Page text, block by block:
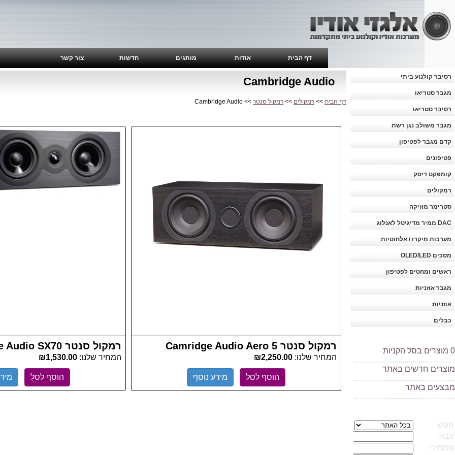
דף הבית אודות מותגים חדשות צור קשר
רסיבר קולנוע ביתי
מגבר סטריאו
רסיבר סטריאו
מגבר משולב נגן רשת
קדם מגבר לפטיפון
פטיפונים
קומפקט דיסק
רמקולים
סטרימר מוזיקה
DAC ממיר מדיגיטל לאנלוג
מערכות מיקרו / אלחוטיות
מסכים OLED/LED
ראשים ומחטים לפטיפון
מגבר אוזניות
אוזניות
כבלים
0 מוצרים בסל הקניות
..................................................
מוצרים חדשים באתר
..................................................
מבצעים באתר
..................................................
דף הבית >> רמקולים >> רמקול סנטר >> Cambridge Audio
רמקול סנטר Camridge Audio Aero 5
המחיר שלנו: ₪2,250.00
הוסף לסל מידע נוסף
רמקול סנטר Cambridge Audio SX70
המחיר שלנו: ₪1,530.00
הוסף לסל